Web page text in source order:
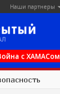
Наши партнеры
с ХАМАСом